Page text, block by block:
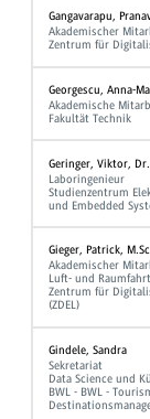
Gangavarapu,
Akademischer
Zentrum für
Georgescu, Anna-
Akademische
Fakultät Technik
Geringer, Viktor,
Laboringenieur
Studienzentrum
und Embedded
Gieger, Patrick,
Akademischer
Luft- und
Zentrum für
(ZDEL)
Gindele, Sandra
Sekretariat
Data Science und
BWL - BWL -